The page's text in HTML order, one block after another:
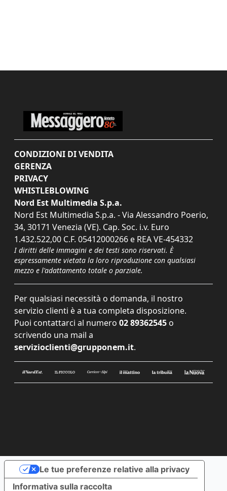
CONDIZIONI DI VENDITA
GERENZA
PRIVACY
WHISTLEBLOWING
Nord Est Multimedia S.p.a.
Nord Est Multimedia S.p.a. - Via Alessandro Poerio,
34, 30171 Venezia (VE). Cap. Soc. i.v. Euro
1.432.522,00 C.F. 05412000266 e REA VE-454332
I diritti delle immagini e dei testi sono riservati. È
espressamente vietata la loro riproduzione con qualsiasi
mezzo e l'adattamento totale o parziale.
Per qualsiasi necessità o domanda, il nostro
servizio clienti è a tua completa disposizione.
Puoi contattarci al numero 02 89362545 o
scrivendo una mail a
servizioclienti@grupponem.it.
Informativa sulla raccolta
Le tue preferenze relative alla privacy